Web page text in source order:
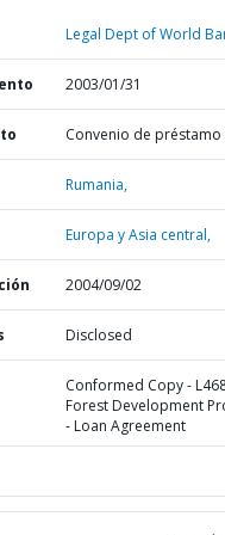
Legal Dept of World
2003/01/31
Convenio de préstamo
Rumania,
Europa y Asia central,
2004/09/02
Disclosed
Conformed Copy -
Forest Development
- Loan Agreement